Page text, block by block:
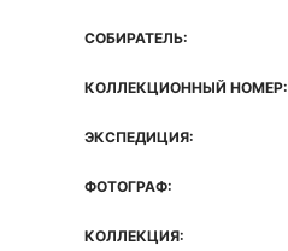
СОБИРАТЕЛЬ:
КОЛЛЕКЦИОННЫЙ НОМЕР:
ЭКСПЕДИЦИЯ:
ФОТОГРАФ:
КОЛЛЕКЦИЯ: